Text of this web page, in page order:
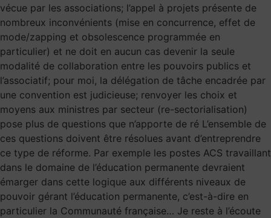
vécue par les associations; l’appel à projets présente de
nombreux inconvénients (mise en concurrence, effet de
mode/zapping et obsolescence programmée en
particulier) et ne doit en aucun cas devenir la seule
modalité de collaboration entre les pouvoirs publics et
l’associatif; pour moi, la délégation de tâche encadrée par
une convention est judicieuse; renvoyer les choix et
moyens aux ministres par secteur (re-sectorialisation)
pose plus de questions que n’apporte de ré L’ensemble de
ces questions doivent être résolues avant d’entreprendre
ce type de réforme. Par exemple les postes ACS travaillant
dans le domaine de l’éducation permanente devraient
émarger dans cette logique aux différents niveaux de
pouvoir gérant l’éducation permanente, c’est-à-dire en
particulier la Communauté française… Je reste à l’écoute